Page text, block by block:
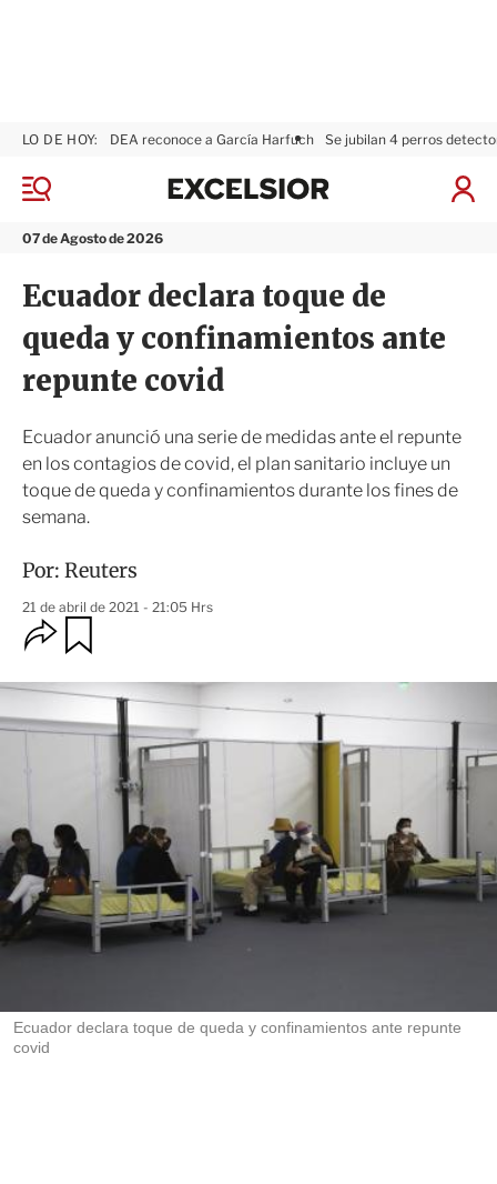
M
n
07 de Agosto de 2026
LO DE HOY: DEA reconoce a García Harfuch Se jubilan 4 perros
I
x
i
o
r
Ecuador declara toque de
queda y confinamientos ante
repunte covid
Ecuador anunció una serie de medidas ante el repunte
en los contagios de covid, el plan sanitario incluye un
toque de queda y confinamientos durante los fines de
semana.
Por: Reuters
21 de abril de 2021 - 21:05 Hrs
O
p
i
n
c
o
m
p
a
r
r
d
a
Ecuador declara toque de queda y confinamientos ante repunte
covid